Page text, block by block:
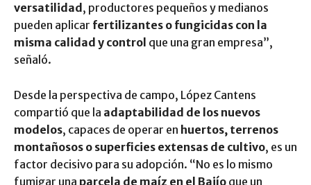
versatilidad , productores pequeños y medianos
pueden aplicar fertilizantes o fungicidas con la
misma calidad y control que una gran empresa”,
señaló.
Desde la perspectiva de campo, López Cantens
compartió que la adaptabilidad de los nuevos
modelos, capaces de operar en huertos, terrenos
montañosos o superficies extensas de cultivo, es un
factor decisivo para su adopción. “No es lo mismo
fumigar una parcela de maíz en el Bajío que un